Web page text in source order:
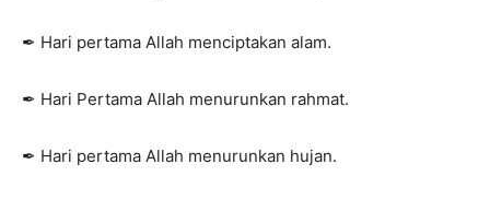
✒ Hari pertama Allah menciptakan alam.
✒ Hari Pertama Allah menurunkan rahmat.
✒ Hari pertama Allah menurunkan hujan.